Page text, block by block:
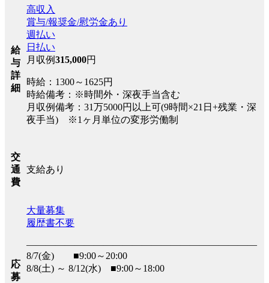
給
与
詳
細
高収入
賞与/報奨金/慰労金あり
週払い
日払い
月収例315,000円
時給：1300～1625円
時給備考：※時間外・深夜手当含む
月収例備考：31万5000円以上可(9時間×21日+残業・深
夜手当) ※1ヶ月単位の変形労働制
交
通
費
支給あり
応
募
大量募集
履歴書不要
――――――――――――――――――――――――
8/7(金) ■9:00～20:00
8/8(土) ～ 8/12(水) ■9:00～18:00